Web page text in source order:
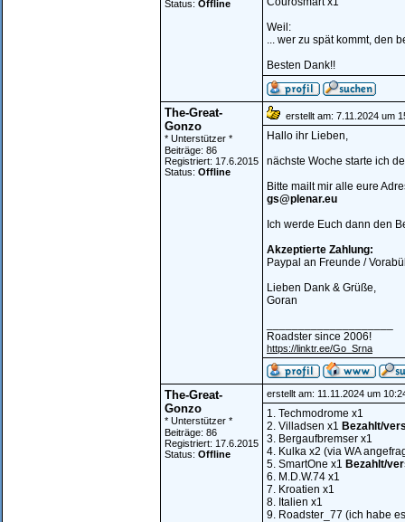
Status: Offline
Weil:
... wer zu spät kommt, den
Besten Dank!!
The-Great-
Gonzo
* Unterstützer *
Beiträge: 86
Registriert: 17.6.2015
Status: Offline
erstellt am: 7.11.2024 um
Hallo ihr Lieben,
nächste Woche starte ich
Bitte mailt mir alle eure
gs@plenar.eu
Ich werde Euch dann den
Akzeptierte Zahlung:
Paypal an Freunde /
Lieben Dank & Grüße,
Goran
Roadster since 2006!
https://linktr.ee/Go_Srna
The-Great-
Gonzo
* Unterstützer *
Beiträge: 86
Registriert: 17.6.2015
Status: Offline
erstellt am: 11.11.2024 um
1. Techmodrome x1
2. Villadsen x1 Bezahlt/
3. Bergaufbremser x1
4. Kulka x2 (via WA
5. SmartOne x1 Bezahlt/
6. M.D.W.74 x1
7. Kroatien x1
8. Italien x1
9. Roadster_77 (ich habe